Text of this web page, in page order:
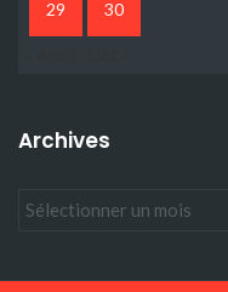
29 30
Archives